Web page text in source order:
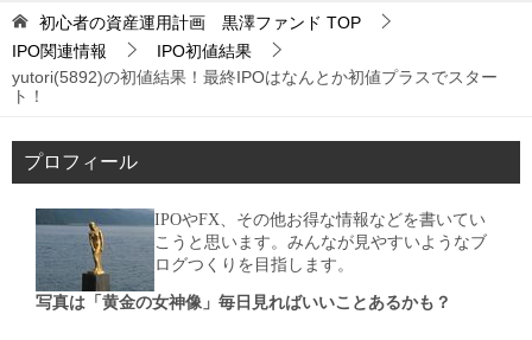
初心者の資産運用計画 黒澤ファンド TOP
IPO関連情報
IPO初値結果
yutori(5892)の初値結果！最終IPOはなんとか初値プラスでスター
ト！
プロフィール
IPOやFX、その他お得な情報などを書いてい
こうと思います。みんなが見やすいようなブ
ログつくりを目指します。
写真は「黄金の女神像」毎日見ればいいことあるかも？